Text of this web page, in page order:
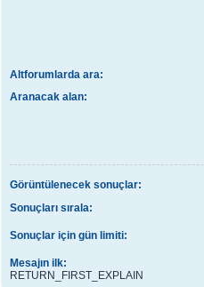
Altforumlarda ara:
Aranacak alan:
Görüntülenecek sonuçlar:
Sonuçları sırala:
Sonuçlar için gün limiti:
Mesajın ilk:
RETURN_FIRST_EXPLAIN